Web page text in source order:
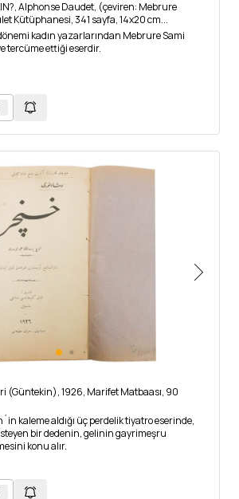
Alphonse Daudet, (çeviren: Mebrure
Kütüphanesi, 341 sayfa, 14x20 cm...
kadın yazarlarından Mebrure Sami
tercüme ettiği eserdir.
(Güntekin), 1926, Marifet Matbaası, 90
kaleme aldığı üç perdelik tiyatro eserinde,
bir dedenin, gelinin gayrimeşru
konu alır.